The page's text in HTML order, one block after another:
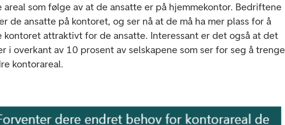
areal som følge av at de ansatte er på hjemmekontor. Bedriftene
de ansatte på kontoret, og ser nå at de må ha mer plass for å
kontoret attraktivt for de ansatte. Interessant er det også at det
i overkant av 10 prosent av selskapene som ser for seg å trenge
kontorareal.